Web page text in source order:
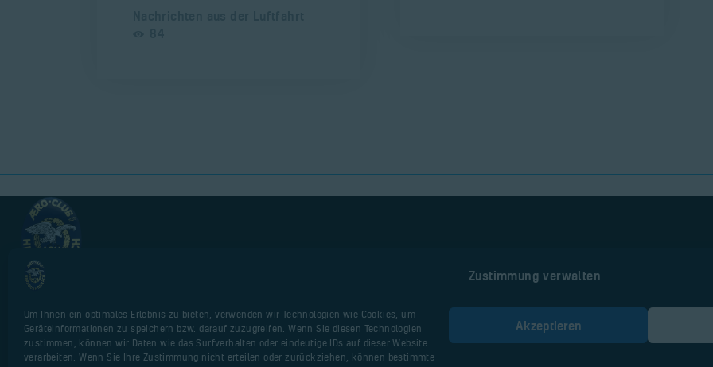
Zustimmung verwalten
Um Ihnen ein optimales Erlebnis zu bieten, verwenden wir Technologien wie Cookies, um
Geräteinformationen zu speichern bzw. darauf zuzugreifen. Wenn Sie diesen Technologien
zustimmen, können wir Daten wie das Surfverhalten oder eindeutige IDs auf dieser Website
verarbeiten. Wenn Sie Ihre Zustimmung nicht erteilen oder zurückziehen, können bestimmte
Akzeptieren
AERO-CLUB Herzogenaurach e. V. seit 1951.
Impressum
Alte Webseite
Nützliche Seiten